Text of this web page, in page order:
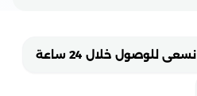
نسعى للوصول خلال 24 ساعة